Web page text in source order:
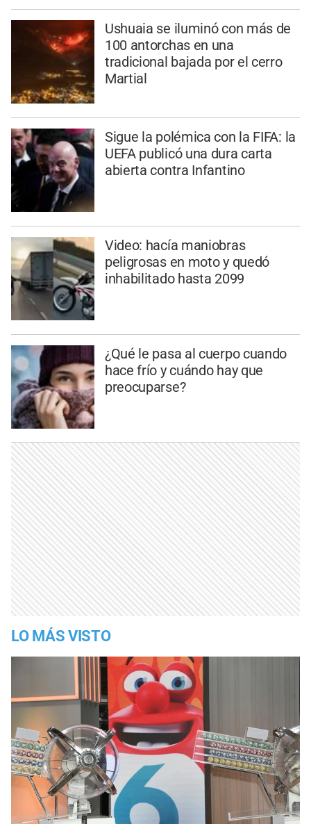
Ushuaia se iluminó con más de
100 antorchas en una
tradicional bajada por el cerro
Martial
Sigue la polémica con la FIFA: la
UEFA publicó una dura carta
abierta contra Infantino
Video: hacía maniobras
peligrosas en moto y quedó
inhabilitado hasta 2099
¿Qué le pasa al cuerpo cuando
hace frío y cuándo hay que
preocuparse?
LO MÁS VISTO